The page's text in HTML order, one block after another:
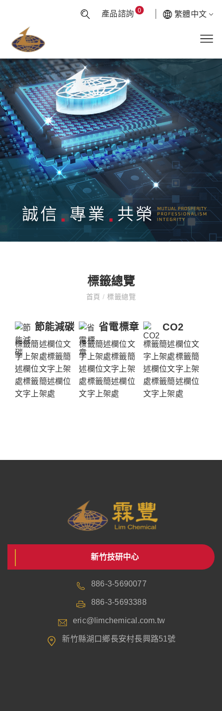
產品諮詢 0 繁體中文
標籤總覽
首頁/ 標籤總覽
節能減碳
標籤簡述欄位文
字上架處標籤簡
述欄位文字上架
處標籤簡述欄位
文字上架處
省電標章
標籤簡述欄位文
字上架處標籤簡
述欄位文字上架
處標籤簡述欄位
文字上架處
CO2
標籤簡述欄位文
字上架處標籤簡
述欄位文字上架
處標籤簡述欄位
文字上架處
新竹技研中心
886-3-5690077
886-3-5693388
eric@limchemical.com.tw
新竹縣湖口鄉長安村長興路51號